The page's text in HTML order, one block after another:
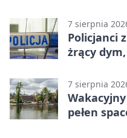
7 sierpnia
Policjanci
żrący
7 sierpnia
pełen